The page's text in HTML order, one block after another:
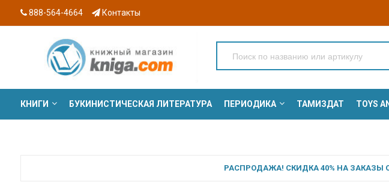
888-564-4664 Контакты
КНИГИ БУКИНИСТИЧЕСКАЯ ЛИТЕРАТУРА ПЕРИОДИКА ТАМИЗДАТ TOYS
РАСПРОДАЖА! СКИДКА 40% НА ЗАКАЗЫ